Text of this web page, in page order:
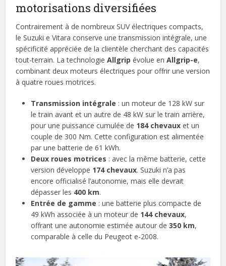
motorisations diversifiées
Contrairement à de nombreux SUV électriques compacts,
le Suzuki e Vitara conserve une transmission intégrale, une
spécificité appréciée de la clientèle cherchant des capacités
tout-terrain. La technologieAllgrip évolue enAllgrip-e,
combinant deux moteurs électriques pour offrir une version
à quatre roues motrices.
Transmission intégrale : un moteur de 128 kW sur
le train avant et un autre de 48 kW sur le train arrière,
pour une puissance cumulée de 184 chevaux et un
couple de 300 Nm. Cette configuration est alimentée
par une batterie de 61 kWh.
Deux roues motrices : avec la même batterie, cette
version développe 174 chevaux. Suzuki n’a pas
encore officialisé l’autonomie, mais elle devrait
dépasser les 400 km.
Entrée de gamme : une batterie plus compacte de
49 kWh associée à un moteur de 144 chevaux,
offrant une autonomie estimée autour de350 km,
comparable à celle du Peugeot e-2008.